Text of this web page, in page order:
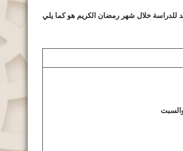
للدراسة خلال شهر رمضان الكريم هو كما يلي